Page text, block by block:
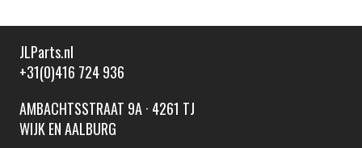
JLParts.nl
+31(0)416 724 936
AMBACHTSSTRAAT 9A · 4261 TJ
WIJK EN AALBURG